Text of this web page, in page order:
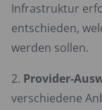
Infrastruktur
entschieden,
werden sollen.
Provider-
verschiedene